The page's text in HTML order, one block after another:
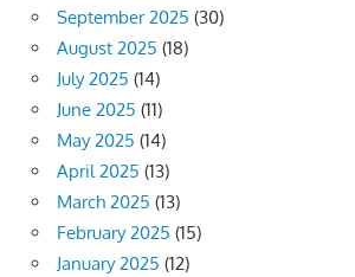
September 2025 (30)
August 2025 (18)
July 2025 (14)
June 2025 (11)
May 2025 (14)
April 2025 (13)
March 2025 (13)
February 2025 (15)
January 2025 (12)